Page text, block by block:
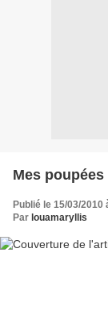
Mes
Publié le 15/03/2010
Par louamaryllis